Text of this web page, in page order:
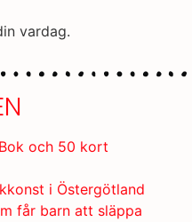
vardag.
och 50 kort
i Östergötland
får barn att släppa